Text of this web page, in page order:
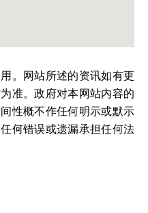
。网站所述的资讯如有更
准。政府对本网站内容的
性概不作任何明示或默示
何错误或遗漏承担任何法